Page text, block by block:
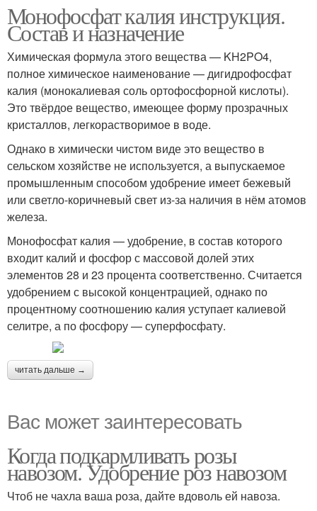
Монофосфат калия инструкция.
Состав и назначение
Химическая формула этого вещества — KH2PO4,
полное химическое наименование — дигидрофосфат
калия (монокалиевая соль ортофосфорной кислоты).
Это твёрдое вещество, имеющее форму прозрачных
кристаллов, легкорастворимое в воде.
Однако в химически чистом виде это вещество в
сельском хозяйстве не используется, а выпускаемое
промышленным способом удобрение имеет бежевый
или светло-коричневый свет из-за наличия в нём атомов
железа.
Монофосфат калия — удобрение, в состав которого
входит калий и фосфор с массовой долей этих
элементов 28 и 23 процента соответственно. Считается
удобрением с высокой концентрацией, однако по
процентному соотношению калия уступает калиевой
селитре, а по фосфору — суперфосфату.
читать дальше →
Вас может заинтересовать
Когда подкармливать розы
навозом. Удобрение роз навозом
Чтоб не чахла ваша роза, дайте вдоволь ей навоза.